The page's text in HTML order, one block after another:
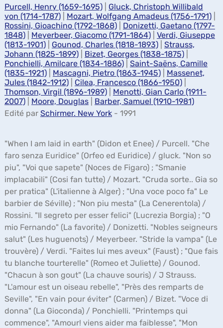
Purcell, Henry (1659-1695)
Gluck, Christoph Willibald
von (1714-1787)
Mozart, Wolfgang Amadeus (1756-1791)
Rossini, Gioachino (1792-1868)
Donizetti, Gaetano (1797-
1848)
Meyerbeer, Giacomo (1791-1864)
Verdi, Giuseppe
(1813-1901)
Gounod, Charles (1818-1893)
Strauss,
Johann (1825-1899)
Bizet, Georges (1838-1875)
Ponchielli, Amilcare (1834-1886)
Saint-Saëns, Camille
(1835-1921)
Mascagni, Pietro (1863-1945)
Massenet,
Jules (1842-1912)
Cilea, Francesco (1866-1950)
Thomson, Virgil (1896-1989)
Menotti, Gian Carlo (1911-
2007)
Moore, Douglas
Barber, Samuel (1910-1981)
Edité par Schirmer. New York - 1991
"When I am laid in earth" (Didon et Enee) / Purcell. "Che
faro senza Euridice" (Orfeo ed Euridice) / gluck. "Non so
piu", "Voi que sapete" (Noces de Figaro) ; "Smanie
implacabili" (Cosi fan tutte) / Mozart. "Cruda sorte.. Gia so
per pratica" (L'italienne à Alger) ; "Una voce poco fa" Le
barbier de Séville) ; "Non piu mesta" (La Cenerentola) /
Rossini. "Il segreto per esser felici" (Lucrezia Borgia) ; "O
mio Fernando" (La favorite) / Donizetti. "Nobles seigneurs
salut" (Les huguenots) / Meyerbeer. "Stride la vampa" (Le
trouvère) / Verdi. "Faites lui mes aveux" (Faust) ; "Que fais
tu blanche tourterelle" (Romeo et Juliette) / Gounod.
"Chacun à son gout" (La chauve souris) / J Strauss.
"L'amour est un oiseau rebelle", "Près des remparts de
Seville", "En vain pour éviter" (Carmen) / Bizet. "Voce di
donna" (La Gioconda) / Ponchielli. "Printemps qui
commence", "Amour! viens aider ma faiblesse", "Mon